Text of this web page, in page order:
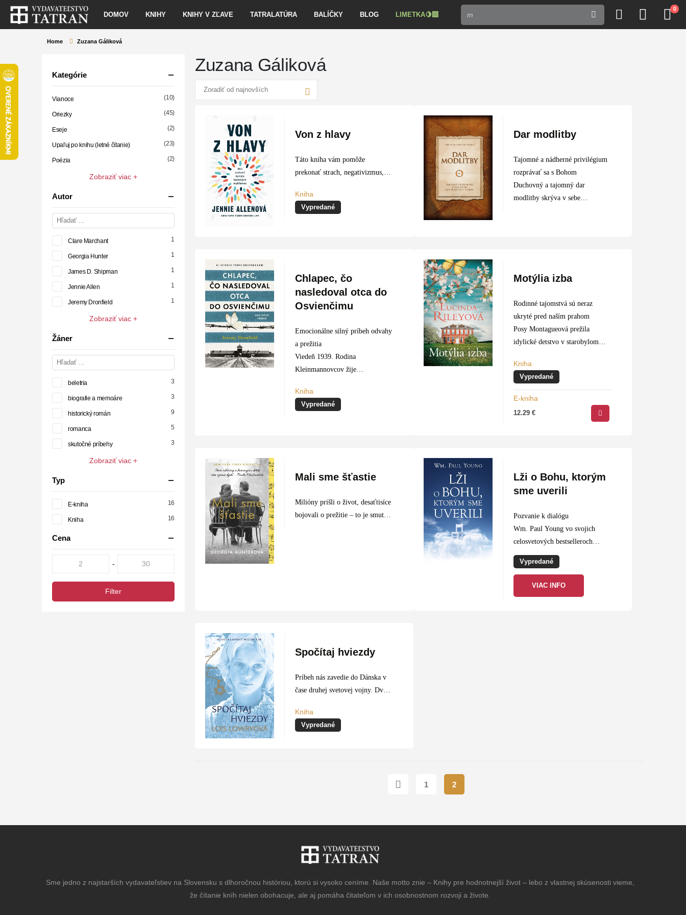
DOMOV KNIHY KNIHY V ZĽAVE TATRALATÚRA BALÍČKY BLOG LIMETKA🍋‍🟩
0
Home Zuzana Gáliková
Zuzana Gáliková
Von z hlavy
Táto kniha vám pomôže
prekonať strach, negativizmus,
pochybnosti. Ukáže vám, ako sa
zbaviť záporných myšlienok a
Kniha
Vypredané
Dar modlitby
Tajomné a nádherné privilégium
rozprávať sa s Bohom
Duchovný a tajomný dar
modlitby skrýva v sebe
Chlapec, čo
nasledoval otca do
Osvienčimu
Emocionálne silný príbeh odvahy
a prežitia
Viedeň 1939. Rodina
Kleinmannovcov žije
Gustav pracuje ako čalúnnik a
Tini udržiava v poriadku
Kniha
Vypredané
Motýlia izba
Rodinné tajomstvá sú neraz
ukryté pred naším prahom
Posy Montagueová prežila
idylické detstvo v starobylom
spolu s milovaným otcom chytala
na lúkach motýle a neskôr tu…
Kniha
Vypredané
E-kniha
12.29€
Mali sme šťastie
Milióny prišli o život, desaťtisíce
bojovali o prežitie – to je smutné
Lži o Bohu, ktorým
sme uverili
Pozvanie k dialógu
Wm. Paul Young vo svojich
celosvetových bestselleroch
Chatrč, Rázcestia a Eva vykreslil
trojjediného Boha prekvapivým a
Vypredané
VIAC INFO
Spočítaj hviezdy
Príbeh nás zavedie do Dánska v
čase druhej svetovej vojny. Dve
a Ellen si vojnu plne
neuvedomujú. Znamená pre ne
Kniha
Vypredané
1 2
Kategórie
Vianoce (10)
Oriezky (45)
Eseje (2)
Upaľuj po knihu (letné čítanie) (23)
Poézia (2)
Zobraziť viac +
Autor
Clare Marchant 1
Georgia Hunter 1
James D. Shipman 1
Jennie Allen 1
Jeremy Dronfield 1
Zobraziť viac +
Žáner
beletria 3
biografie a memoáre 3
historický román 9
romanca 5
skutočné príbehy 3
Zobraziť viac +
Typ
E-kniha 16
Kniha 16
Cena
-
Filter
Sme jedno z najstarších vydavateľstiev na Slovensku s dlhoročnou históriou, ktorú si vysoko ceníme. Naše motto znie – Knihy pre hodnotnejší život – lebo z vlastnej skúsenosti vieme,
že čítanie kníh nielen obohacuje, ale aj pomáha čitateľom v ich osobnostnom rozvoji a živote.